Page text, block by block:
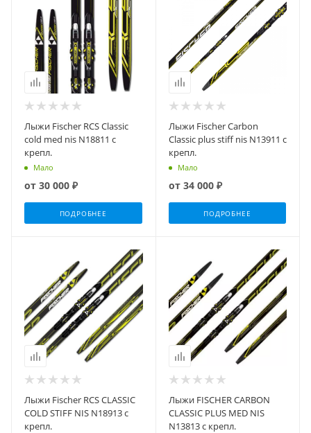
Лыжи Fischer RCS Classic
cold med nis N18811 с
крепл.
Мало
от 30 000 ₽
ПОДРОБНЕЕ
Лыжи Fischer Carbon
Classic plus stiff nis N13911 с
крепл.
Мало
от 34 000 ₽
ПОДРОБНЕЕ
Лыжи Fischer RCS CLASSIC
COLD STIFF NIS N18913 с
крепл.
Лыжи FISCHER CARBON
CLASSIC PLUS MED NIS
N13813 с крепл.